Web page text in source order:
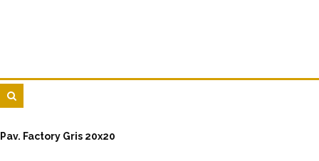
Pav. Factory Gris 20x20